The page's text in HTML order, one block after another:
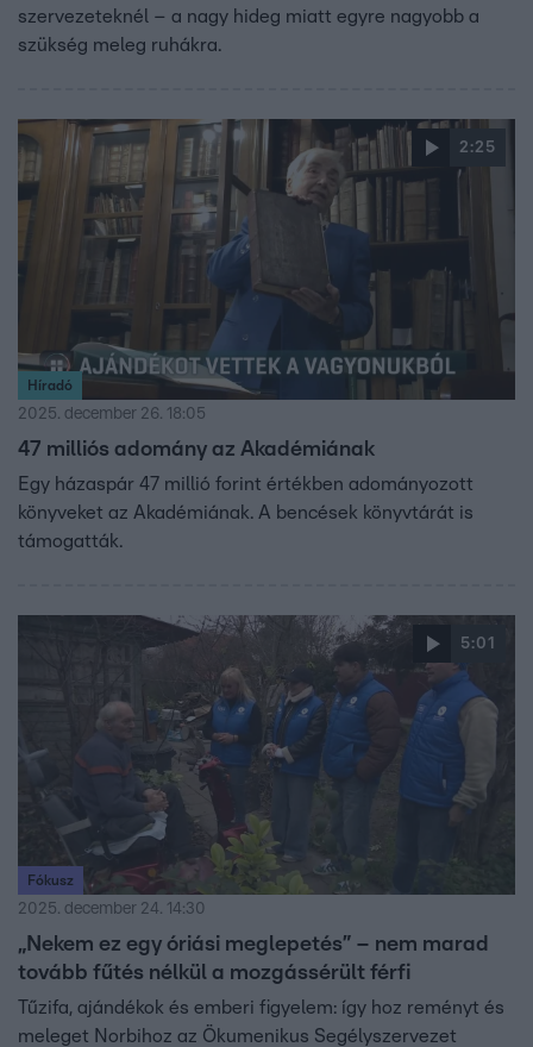
szervezeteknél – a nagy hideg miatt egyre nagyobb a
szükség meleg ruhákra.
2:25
Híradó
2025. december 26. 18:05
47 milliós adomány az Akadémiának
Egy házaspár 47 millió forint értékben adományozott
könyveket az Akadémiának. A bencések könyvtárát is
támogatták.
5:01
Fókusz
2025. december 24. 14:30
„Nekem ez egy óriási meglepetés” – nem marad
tovább fűtés nélkül a mozgássérült férfi
Tűzifa, ajándékok és emberi figyelem: így hoz reményt és
meleget Norbihoz az Ökumenikus Segélyszervezet